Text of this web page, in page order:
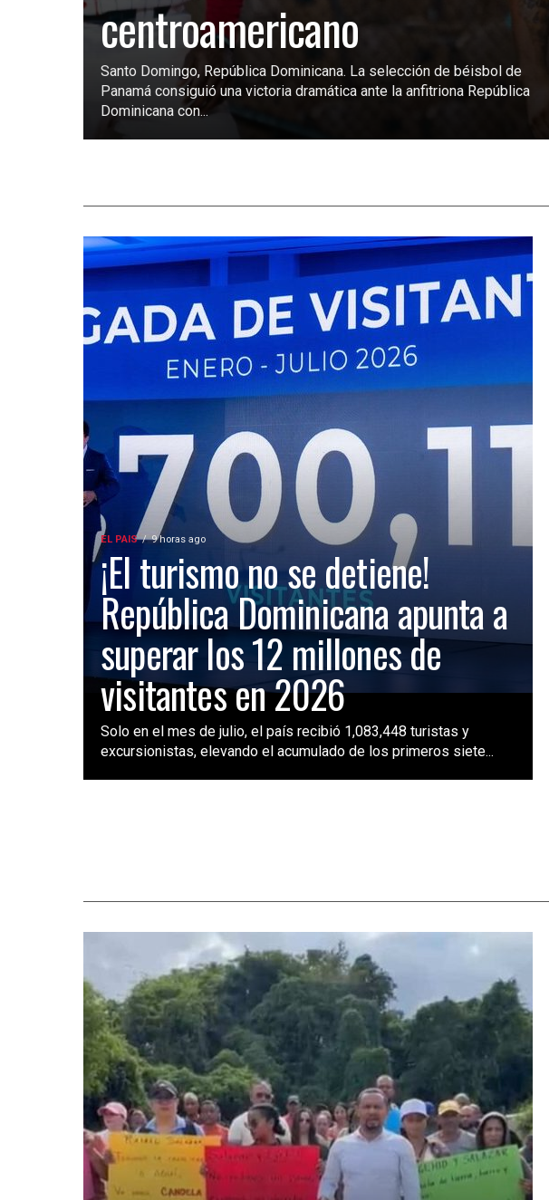
centroamericano
Santo Domingo, República Dominicana. La selección de béisbol de
Panamá consiguió una victoria dramática ante la anfitriona República
Dominicana con...
EL PAIS 9 horas ago
¡El turismo no se detiene!
República Dominicana apunta a
superar los 12 millones de
visitantes en 2026
Solo en el mes de julio, el país recibió 1,083,448 turistas y
excursionistas, elevando el acumulado de los primeros siete...